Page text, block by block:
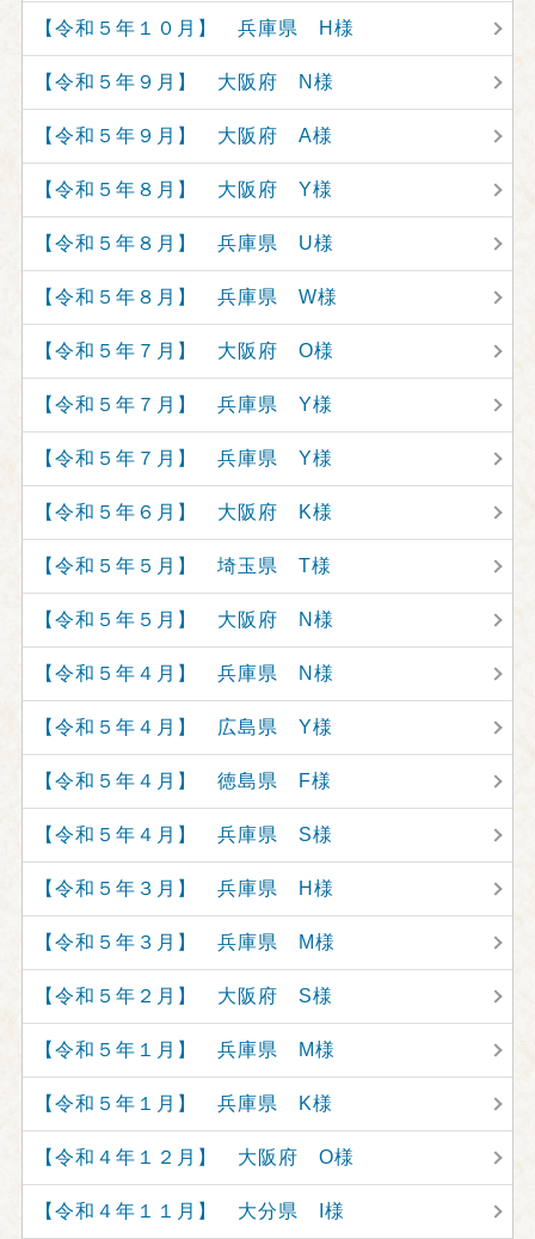
【令和５年１０月】 兵庫県 H様
【令和５年９月】 大阪府 N様
【令和５年９月】 大阪府 A様
【令和５年８月】 大阪府 Y様
【令和５年８月】 兵庫県 U様
【令和５年８月】 兵庫県 W様
【令和５年７月】 大阪府 O様
【令和５年７月】 兵庫県 Y様
【令和５年７月】 兵庫県 Y様
【令和５年６月】 大阪府 K様
【令和５年５月】 埼玉県 T様
【令和５年５月】 大阪府 N様
【令和５年４月】 兵庫県 N様
【令和５年４月】 広島県 Y様
【令和５年４月】 徳島県 F様
【令和５年４月】 兵庫県 S様
【令和５年３月】 兵庫県 H様
【令和５年３月】 兵庫県 M様
【令和５年２月】 大阪府 S様
【令和５年１月】 兵庫県 M様
【令和５年１月】 兵庫県 K様
【令和４年１２月】 大阪府 O様
【令和４年１１月】 大分県 I様